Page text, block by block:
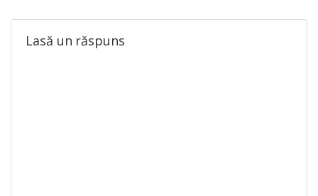
Lasă un răspuns